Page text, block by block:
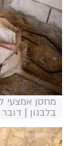
מחסן אמצעי
בלבנון |